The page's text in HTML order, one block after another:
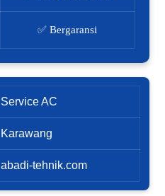
✅ Bergaransi
Service AC
Karawang
abadi-tehnik.com